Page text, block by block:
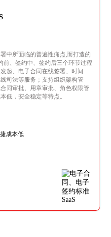
中所面临的普遍性痛点,而打造的
前、签约中、签约后三个环节过程
起、电子合同在线签署、时间
司法等服务；支持组织架构管
同审批、用章审批、角色权限管
低，安全稳定等特点。
成本低